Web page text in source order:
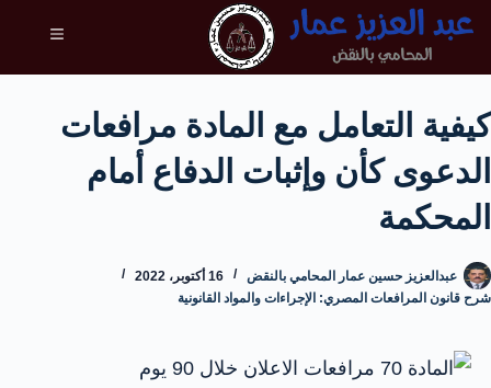
كيفية التعامل مع المادة مرافعات
الدعوى كأن وإثبات الدفاع أمام
المحكمة
عبدالعزيز حسين عمار المحامي بالنقض
16 أكتوبر، 2022
شرح قانون المرافعات المصري: الإجراءات والمواد القانونية